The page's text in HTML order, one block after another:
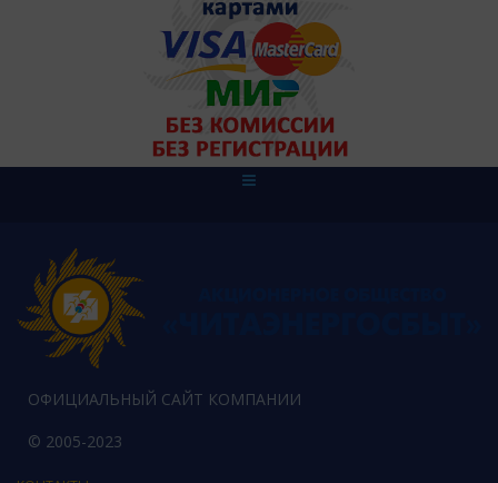
ОФИЦИАЛЬНЫЙ САЙТ КОМПАНИИ
© 2005-2023